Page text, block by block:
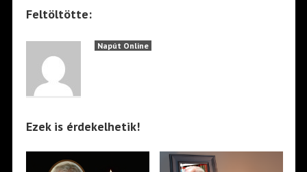
Feltöltötte:
Napút Online
Ezek is érdekelhetik!